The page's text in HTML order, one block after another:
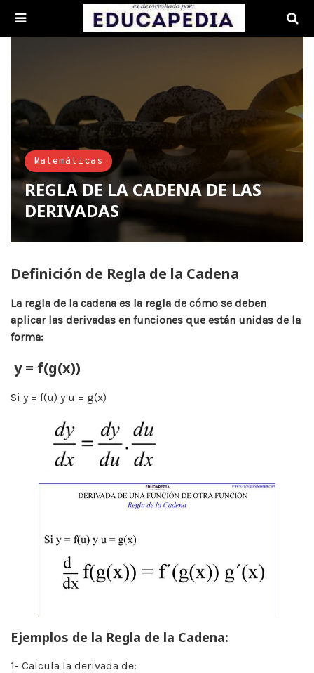
Matemáticas
REGLA DE LA CADENA DE LAS
DERIVADAS
Definición de Regla de la Cadena
La regla de la cadena es la regla de cómo se deben
aplicar las derivadas en funciones que están unidas de la
forma:
y = f(g(x))
Si y = f(u) y u = g(x)
Ejemplos de la Regla de la Cadena:
1- Calcula la derivada de: